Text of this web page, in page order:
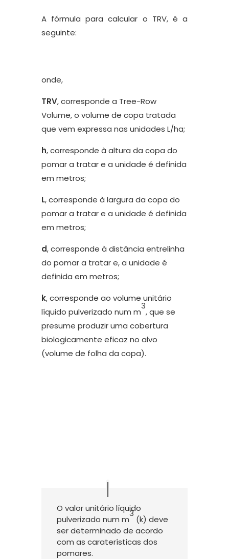
A fórmula para calcular o TRV, é a
seguinte:
onde,
TRV, corresponde a Tree-Row
Volume, o volume de copa tratada
que vem expressa nas unidades L/ha;
h, corresponde à altura da copa do
pomar a tratar e a unidade é definida
em metros;
L, corresponde à largura da copa do
pomar a tratar e a unidade é definida
em metros;
d, corresponde à distância entrelinha
do pomar a tratar e, a unidade é
definida em metros;
k, corresponde ao volume unitário
líquido pulverizado num m
3
, que se
presume produzir uma cobertura
biologicamente eficaz no alvo
(volume de folha da copa).
O valor unitário líquido
pulverizado num m
3
(k) deve
ser determinado de acordo
com as caraterísticas dos
pomares.